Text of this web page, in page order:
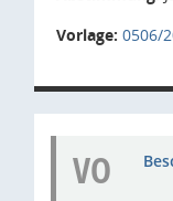
Vorlage: 0506/
VO